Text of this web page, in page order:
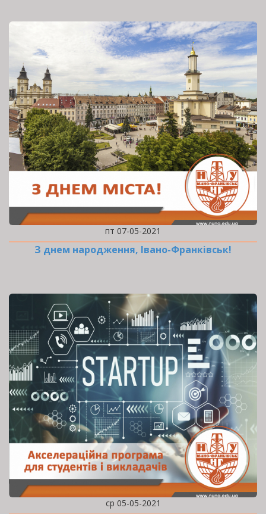
пт 07-05-2021
З днем народження, Івано-Франківськ!
ср 05-05-2021